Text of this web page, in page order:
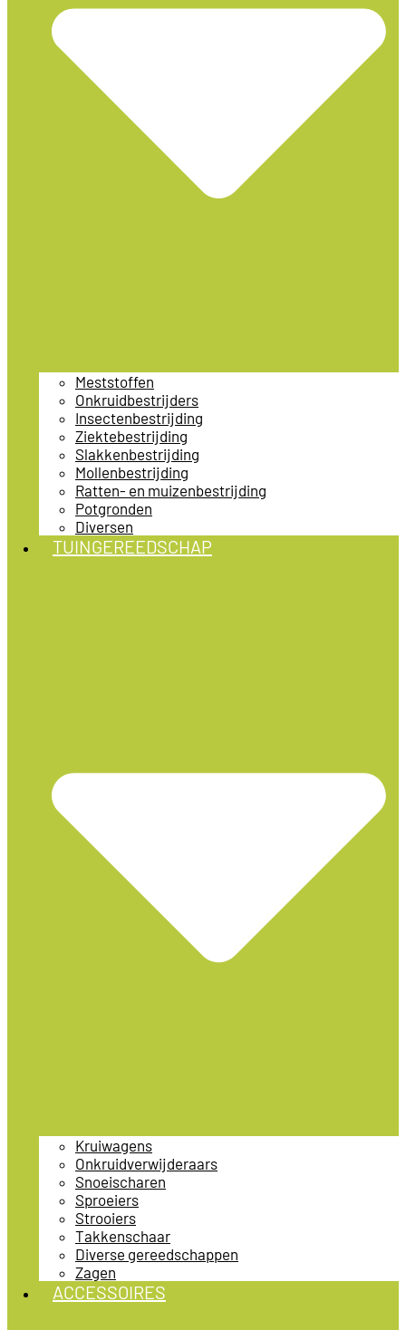
Meststoffen
Onkruidbestrijders
Insectenbestrijding
Ziektebestrijding
Slakkenbestrijding
Mollenbestrijding
Ratten- en muizenbestrijding
Potgronden
Diversen
TUINGEREEDSCHAP
Kruiwagens
Onkruidverwijderaars
Snoeischaren
Sproeiers
Strooiers
Takkenschaar
Diverse gereedschappen
Zagen
ACCESSOIRES